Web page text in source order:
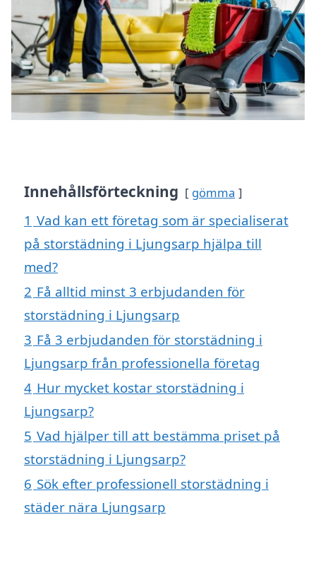
Innehållsförteckning gömma
1 Vad kan ett företag som är specialiserat
på storstädning i Ljungsarp hjälpa till
med?
2 Få alltid minst 3 erbjudanden för
storstädning i Ljungsarp
3 Få 3 erbjudanden för storstädning i
Ljungsarp från professionella företag
4 Hur mycket kostar storstädning i
Ljungsarp?
5 Vad hjälper till att bestämma priset på
storstädning i Ljungsarp?
6 Sök efter professionell storstädning i
städer nära Ljungsarp